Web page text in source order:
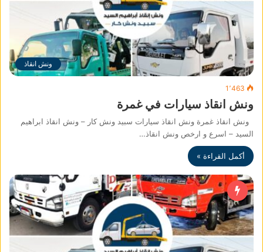
ونش انقاذ
1٬463
ونش انقاذ سيارات في غمرة
ونش انقاذ غمرة ونش انقاذ سيارات سبيد ونش كار – ونش انقاذ ابراهيم
السيد – اسرع و ارخص ونش انقاذ…
أكمل القراءة »